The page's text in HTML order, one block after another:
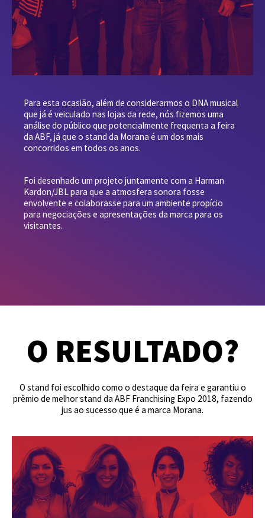
Para esta ocasião, além de considerarmos o DNA musical
que já é veiculado nas lojas da rede, nós fizemos uma
análise do público que potencialmente frequenta a feira
da ABF, já que o stand da Morana é um dos mais
concorridos em todos os anos.
Foi desenhado um projeto juntamente com a Harman
Kardon/JBL para que a atmosfera sonora fosse
envolvente e colaborasse para um ambiente propício
para negociações e apresentações da marca para os
visitantes.
O RESULTADO?
O stand foi escolhido como o destaque da feira e garantiu o
prêmio de melhor stand da ABF Franchising Expo 2018, fazendo
jus ao sucesso que é a marca Morana.